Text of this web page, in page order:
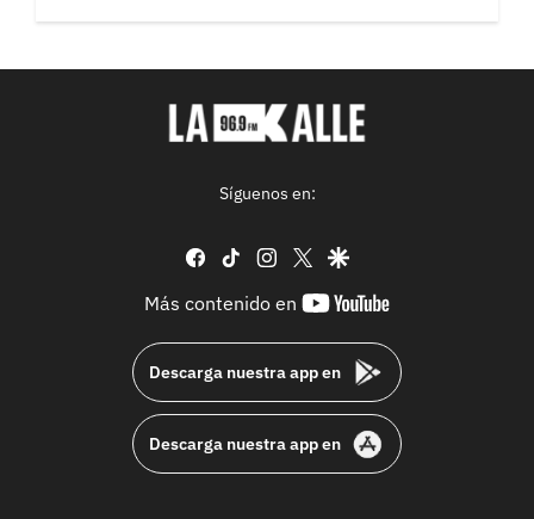
Síguenos en:
facebook
tiktok instagram
twittergoogle
Más contenido en
youtube-
Descarga nuestra app en
Descarga nuestra app en